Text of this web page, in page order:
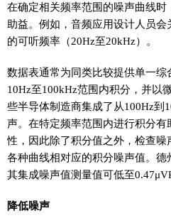
在确定相关频率范围的噪声曲线
助益。例如，音频应用设计人员
的可听频率（20Hz至20kHz）。
数据表通常为同类比较提供单一
10Hz至100kHz范围内积分，并以
些半导体制造商集成了从100Hz到
声。在特定频率范围内进行积分
性，因此除了积分值之外，检查
各种曲线相对应的积分噪声值。德
其集成噪声值测量值可低至
降低噪声